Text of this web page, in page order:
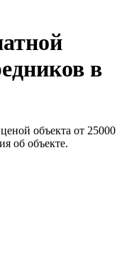
в
объекта от 25000
об объекте.